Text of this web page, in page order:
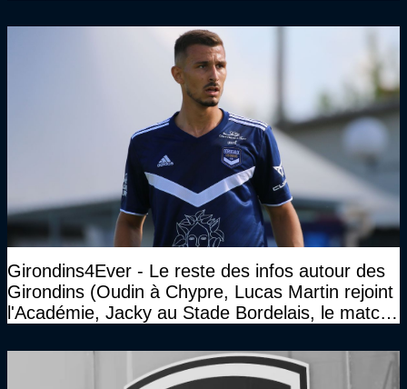
Girondins4Ever - Le reste des infos autour des
Girondins (Oudin à Chypre, Lucas Martin rejoint
l'Académie, Jacky au Stade Bordelais, le match